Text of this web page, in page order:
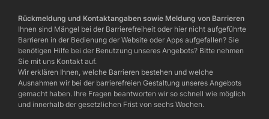
Rückmeldung und Kontaktangaben sowie Meldung von Barrieren
Ihnen sind Mängel bei der Barrierefreiheit oder hier nicht aufgeführte
Barrieren in der Bedienung der Website oder Apps aufgefallen? Sie
benötigen Hilfe bei der Benutzung unseres Angebots? Bitte nehmen
Sie mit uns Kontakt auf.
Wir erklären Ihnen, welche Barrieren bestehen und welche
Ausnahmen wir bei der barrierefreien Gestaltung unseres Angebots
gemacht haben. Ihre Fragen beantworten wir so schnell wie möglich
und innerhalb der gesetzlichen Frist von sechs Wochen.